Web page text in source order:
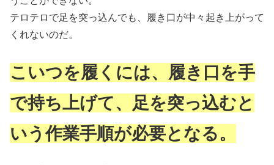
テロテロで足を突っ込んでも、履き口が中々起き上がって
くれないのだ。
こいつを履くには、履き口を手
で持ち上げて、足を突っ込むと
いう作業手順が必要となる。